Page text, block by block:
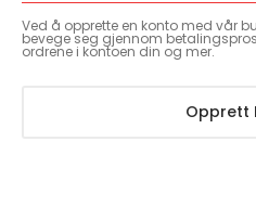
Ved å opprette en konto med vår
bevege seg gjennom
ordrene i kontoen din og mer.
Opprett